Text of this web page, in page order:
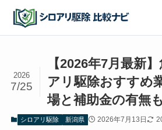
【2026年7月最新
アリ駆除おすすめ
場と補助金の有無
2026
7/25
シロアリ駆除 新潟県 2026年7月13日